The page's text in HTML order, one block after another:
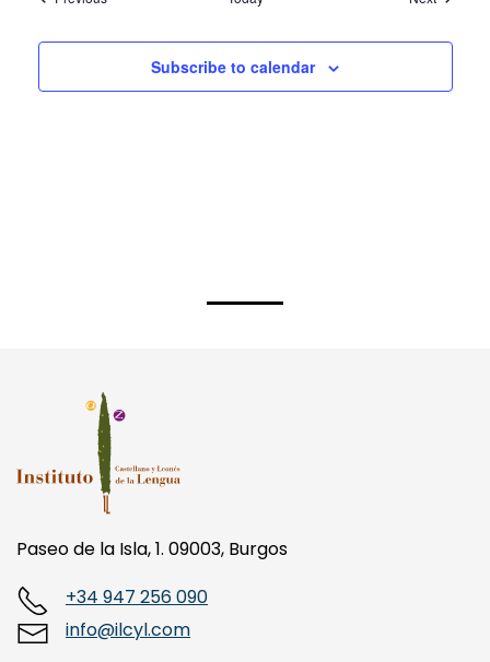
Paseo de la Isla, 1. 09003, Burgos
info@ilcyl.com